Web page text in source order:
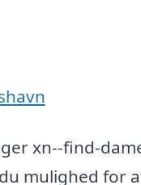
xn--find-
mulighed for